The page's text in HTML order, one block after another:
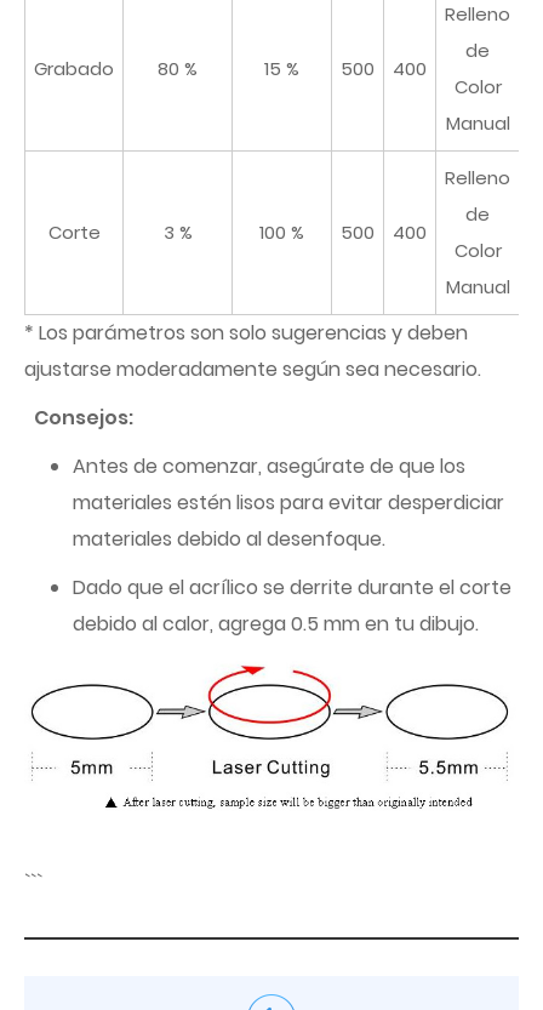
Grabado 80 % 15 % 500 400
Relleno
de
Color
Manual
Corte 3 % 100 % 500 400
Relleno
de
Color
Manual
* Los parámetros son solo sugerencias y deben
ajustarse moderadamente según sea necesario.
Consejos:
Antes de comenzar, asegúrate de que los
materiales estén lisos para evitar desperdiciar
materiales debido al desenfoque.
Dado que el acrílico se derrite durante el corte
debido al calor, agrega 0.5 mm en tu dibujo.
```